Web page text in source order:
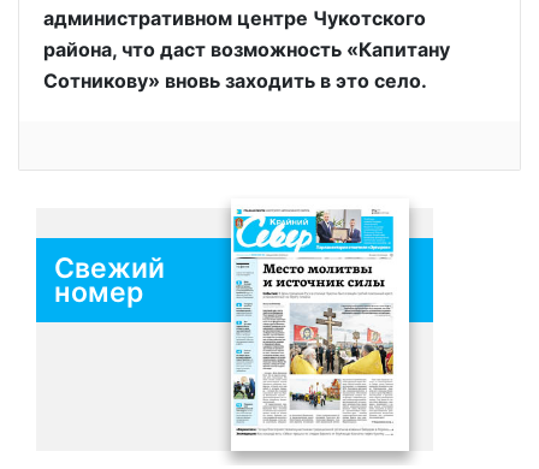
административном центре Чукотского
района, что даст возможность «Капитану
Сотникову» вновь заходить в это село.
Свежий
номер